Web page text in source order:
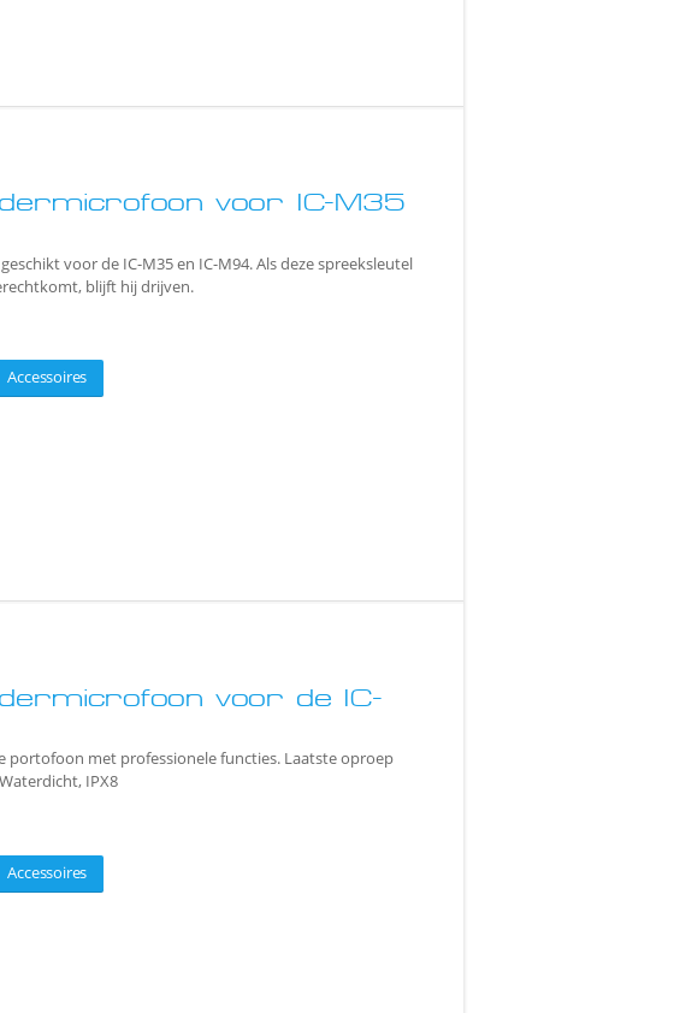
voor IC-M35
voor de IC-M35 en IC-M94. Als deze spreeksleutel
blijft hij drijven.
Accessoires
voor de IC-
portofoon met professionele functies. Laatste oproep
IPX8
Accessoires